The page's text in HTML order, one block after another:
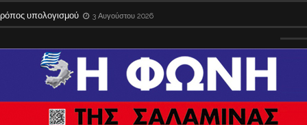
υπολογισμού 3 Αυγούστου 2026